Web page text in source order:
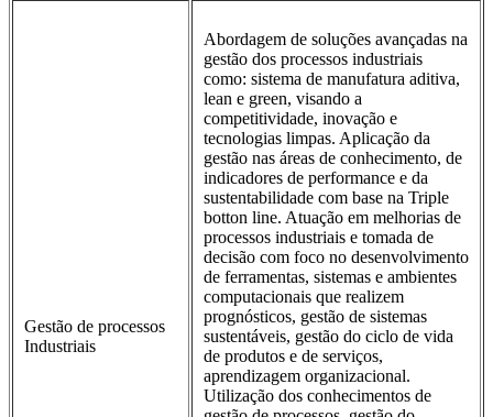
Gestão de processos
Industriais
Abordagem de soluções avançadas na
gestão dos processos industriais
como: sistema de manufatura aditiva,
lean e green, visando a
competitividade, inovação e
tecnologias limpas. Aplicação da
gestão nas áreas de conhecimento, de
indicadores de performance e da
sustentabilidade com base na Triple
botton line. Atuação em melhorias de
processos industriais e tomada de
decisão com foco no desenvolvimento
de ferramentas, sistemas e ambientes
computacionais que realizem
prognósticos, gestão de sistemas
sustentáveis, gestão do ciclo de vida
de produtos e de serviços,
aprendizagem organizacional.
Utilização dos conhecimentos de